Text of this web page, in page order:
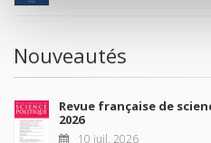
Nouveautés
Revue française de
2026
10 juil. 2026